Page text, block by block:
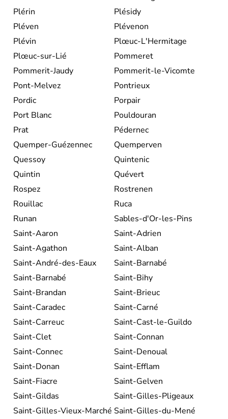
Plérin
Plésidy
Pléven
Plévenon
Plévin
Plœuc-L'Hermitage
Plœuc-sur-Lié
Pommeret
Pommerit-Jaudy
Pommerit-le-Vicomte
Pont-Melvez
Pontrieux
Pordic
Porpair
Port Blanc
Pouldouran
Prat
Pédernec
Quemper-Guézennec
Quemperven
Quessoy
Quintenic
Quintin
Quévert
Rospez
Rostrenen
Rouillac
Ruca
Runan
Sables-d'Or-les-Pins
Saint-Aaron
Saint-Adrien
Saint-Agathon
Saint-Alban
Saint-André-des-Eaux
Saint-Barnabé
Saint-Barnabé
Saint-Bihy
Saint-Brandan
Saint-Brieuc
Saint-Caradec
Saint-Carné
Saint-Carreuc
Saint-Cast-le-Guildo
Saint-Clet
Saint-Connan
Saint-Connec
Saint-Denoual
Saint-Donan
Saint-Efflam
Saint-Fiacre
Saint-Gelven
Saint-Gildas
Saint-Gilles-Pligeaux
Saint-Gilles-Vieux-Marché Saint-Gilles-du-Mené